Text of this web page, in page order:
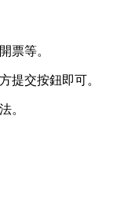
票等。
提交按鈕即可。
。